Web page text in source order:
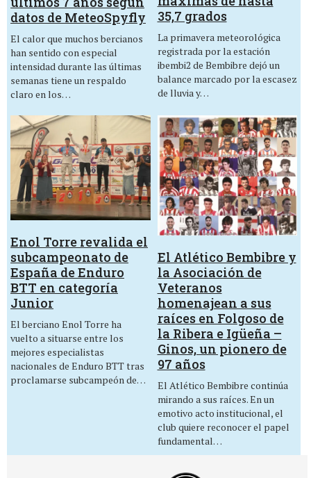
datos de MeteoSpyfly
El calor que muchos bercianos
han sentido con especial
intensidad durante las últimas
semanas tiene un respaldo
claro en los…
35,7 grados
La primavera meteorológica
registrada por la estación
ibembi2 de Bembibre dejó un
balance marcado por la escasez
de lluvia y…
Enol Torre revalida el
subcampeonato de
España de Enduro
BTT en categoría
Junior
El berciano Enol Torre ha
vuelto a situarse entre los
mejores especialistas
nacionales de Enduro BTT tras
proclamarse subcampeón de…
El Atlético Bembibre y
la Asociación de
Veteranos
homenajean a sus
raíces en Folgoso de
la Ribera e Igüeña –
Ginos, un pionero de
97 años
El Atlético Bembibre continúa
mirando a sus raíces. En un
emotivo acto institucional, el
club quiere reconocer el papel
fundamental…